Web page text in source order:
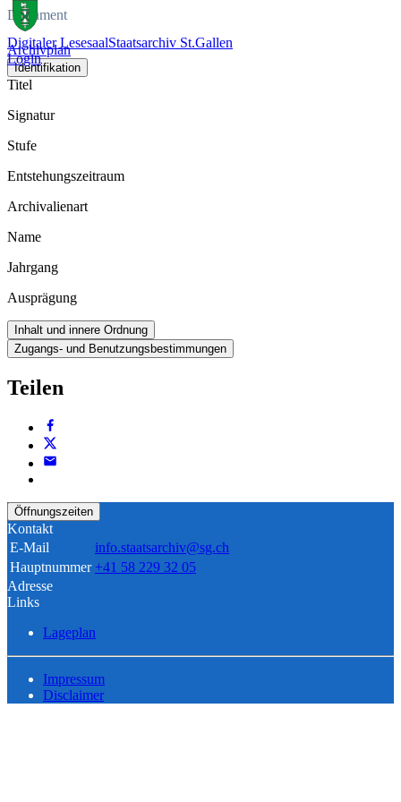
Digitaler LesesaalStaatsarchiv St.Gallen
Login
Dokument
Archivplan
Identifikation
Titel
Signatur
Stufe
Entstehungszeitraum
Archivalienart
Name
Jahrgang
Ausprägung
Inhalt und innere Ordnung
Zugangs- und Benutzungsbestimmungen
Teilen
Öffnungszeiten
Kontakt
E-Mail
info.staatsarchiv@sg.ch
Hauptnummer +41 58 229 32 05
Adresse
Links
Lageplan
Impressum
Disclaimer